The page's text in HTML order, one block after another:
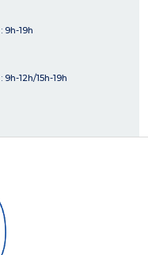
9h-19h
12h/15h-19h